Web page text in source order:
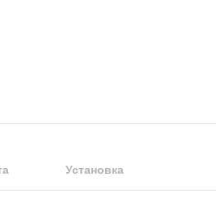
Установка